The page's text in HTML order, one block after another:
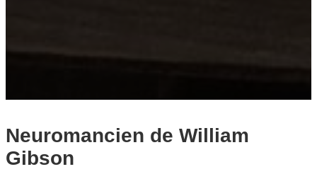
h
Neuromancien de William
Gibson